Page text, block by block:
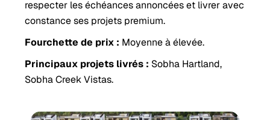
respecter les échéances annoncées et livrer avec
constance ses projets premium.
Fourchette de prix : Moyenne à élevée.
Principaux projets livrés : Sobha Hartland,
Sobha Creek Vistas.